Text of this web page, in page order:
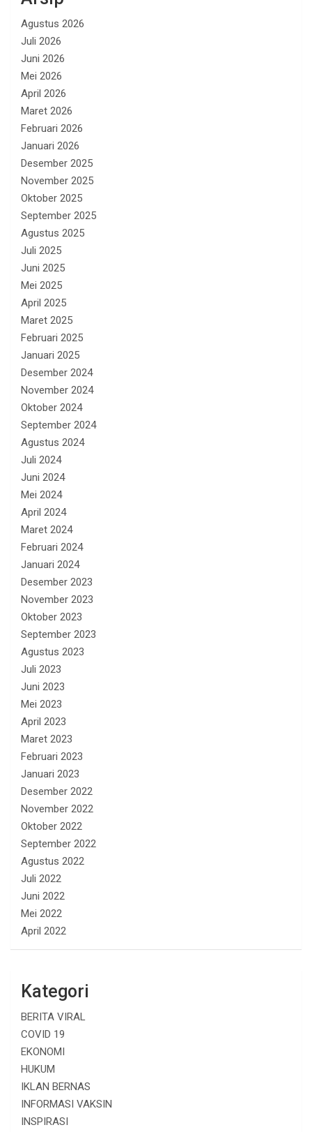
Agustus 2026
Juli 2026
Juni 2026
Mei 2026
April 2026
Maret 2026
Februari 2026
Januari 2026
Desember 2025
November 2025
Oktober 2025
September 2025
Agustus 2025
Juli 2025
Juni 2025
Mei 2025
April 2025
Maret 2025
Februari 2025
Januari 2025
Desember 2024
November 2024
Oktober 2024
September 2024
Agustus 2024
Juli 2024
Juni 2024
Mei 2024
April 2024
Maret 2024
Februari 2024
Januari 2024
Desember 2023
November 2023
Oktober 2023
September 2023
Agustus 2023
Juli 2023
Juni 2023
Mei 2023
April 2023
Maret 2023
Februari 2023
Januari 2023
Desember 2022
November 2022
Oktober 2022
September 2022
Agustus 2022
Juli 2022
Juni 2022
Mei 2022
April 2022
Kategori
BERITA VIRAL
COVID 19
EKONOMI
HUKUM
IKLAN BERNAS
INFORMASI VAKSIN
INSPIRASI